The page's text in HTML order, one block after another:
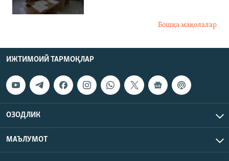
Бошқа мақолалар
ИЖТИМОИЙ ТАРМОҚЛАР
ОЗОДЛИК
МАЪЛУМОТ